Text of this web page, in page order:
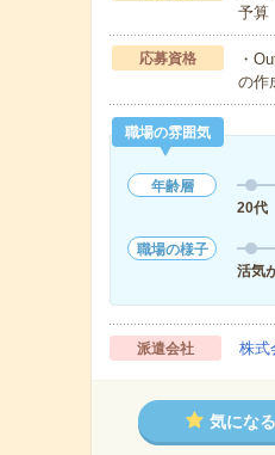
予算
応募資格
・
の作
職場の雰囲気
年齢層
20代
職場の様子
活気
派遣会社 株式
気になる